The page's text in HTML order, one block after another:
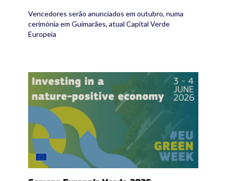
Vencedores serão anunciados em outubro, numa
cerimónia em Guimarães, atual Capital Verde
Europeia